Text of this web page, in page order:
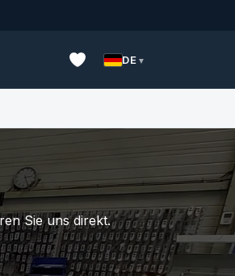
DE
Sie uns direkt.